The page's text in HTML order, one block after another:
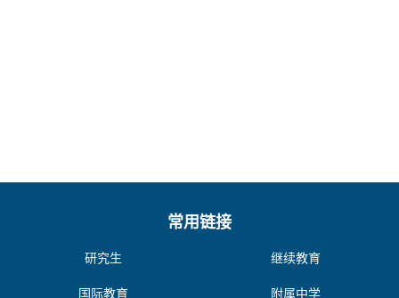
常用链接
研究生 继续教育
国际教育 附属中学